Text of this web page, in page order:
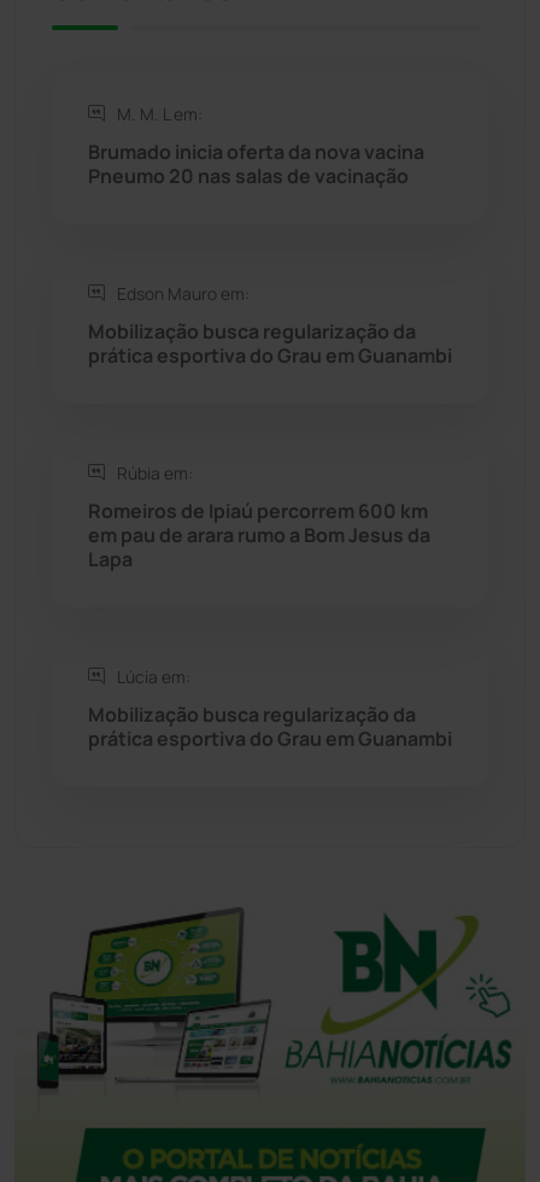
Rio do Antônio
Saúde
Seabra (51)
Sítio do Mato
Sudoeste Baiano (1530)
Tanque Novo
Tecnologia (12)
M. M. L em:
Brumado inicia oferta da nova vacina
Pneumo 20 nas salas de vacinação
Edson Mauro em:
Mobilização busca regularização da
prática esportiva do Grau em Guanambi
Rúbia em:
Romeiros de Ipiaú percorrem 600 km
em pau de arara rumo a Bom Jesus da
Lapa
Lúcia em:
Mobilização busca regularização da
prática esportiva do Grau em Guanambi